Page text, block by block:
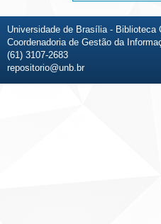
Universidade de Brasília - Biblioteca
Coordenadoria de Gestão da
(61) 3107-2683
repositorio@unb.br